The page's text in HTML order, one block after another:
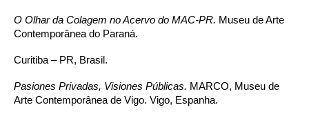
O Olhar da Colagem no Acervo do MAC-PR. Museu de Arte
Contemporânea do Paraná.
Curitiba – PR, Brasil.
Pasiones Privadas, Visiones Públicas. MARCO, Museu de
Arte Contemporânea de Vigo. Vigo, Espanha.